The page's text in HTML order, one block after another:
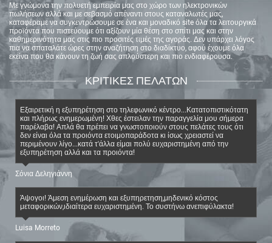
Με γνώμονα την πολυετή εμπειρία μας στο χώρο των ηλεκτρονικών
πωλήσεων αλλά και με σεβασμό απέναντι στους καταναλωτές μας,
καταφέραμε να συγκεντρώσουμε σε ένα και μοναδικό site όλα τα λειτουργικά
προϊόντα που πιστεύουμε ότι αξίζουν μία θέση στο σπίτι μας και στην
καθημερινότητα μας στις πιο προσιτές τιμές της αγοράς. Δεν υπάρχει λόγος
πια να σπαταλάτε ώρες στην αναζήτηση στο διαδίκτυο, αφού έχουμε όλα
εκείνα που θα κάνουν τη ζωή σας απλούστερη και πιο ενδιαφέρουσα.
ΚΡΙΤΙΚΕΣ ΠΕΛΑΤΩΝ
Εξαιρετική η εξυπηρέτηση στο τηλεφωνικό κέντρο...Κατατοπιστικότατη
και πλήρως ενημερωμένη! Χθες έστειλαν την παραγγελία μου σήμερα
παρέλαβα! Απλά θα πρέπει να γνωστοποιούν στους πελάτες τους ότι
δεν είναι όλα τα προιόντα ετοιμοπαράδοτα κι ίσως χρειαστεί να
περιμένουν λίγο...κατά τ'άλλα είμαι πολύ ευχαριστημένη από την
εξυπηρέτηση αλλά και τα προιόντα!
Σόνια Δεληγιάννη
Άψογοι! Άμεση ενημέρωση και εξυπηρετηση,μηδενικό κόστος
μεταφορικών,ιδιαίτερα ευχαριστημένη. Το συστήνω ανεπιφύλακτα!
Luisa Morreto